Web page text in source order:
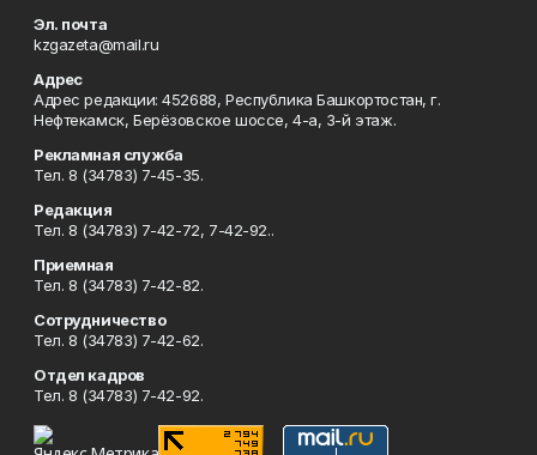
Эл. почта
kzgazeta@mail.ru
Адрес
Адрес редакции: 452688, Республика Башкортостан, г.
Нефтекамск, Берёзовское шоссе, 4-а, 3-й этаж.
Рекламная служба
Тел. 8 (34783) 7-45-35.
Редакция
Тел. 8 (34783) 7-42-72, 7-42-92..
Приемная
Тел. 8 (34783) 7-42-82.
Сотрудничество
Тел. 8 (34783) 7-42-62.
Отдел кадров
Тел. 8 (34783) 7-42-92.